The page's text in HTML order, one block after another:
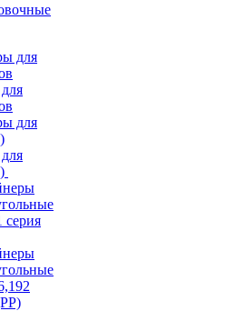
серия